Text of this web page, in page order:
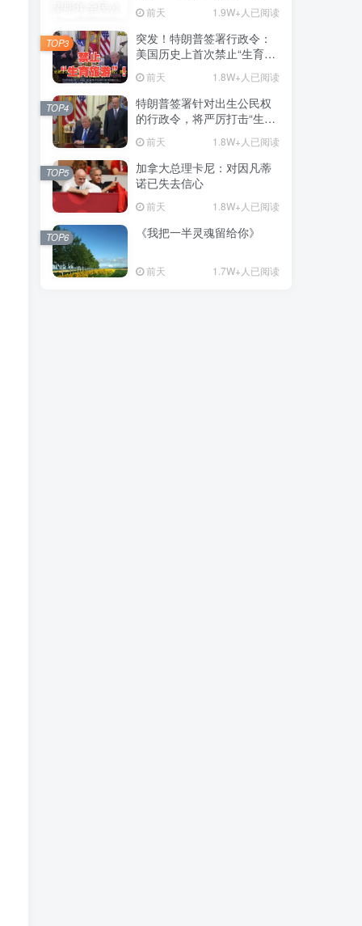
前天 1.9W+人已阅读
突发！特朗普签署行政令：
美国历史上首次禁止“生育旅
前天 1.8W+人已阅读
TOP3
特朗普签署针对出生公民权
的行政令，将严厉打击“生育
前天 1.8W+人已阅读
TOP4
加拿大总理卡尼：对因凡蒂
诺已失去信心
前天 1.8W+人已阅读
TOP5
《我把一半灵魂留给你》
前天 1.7W+人已阅读
TOP6